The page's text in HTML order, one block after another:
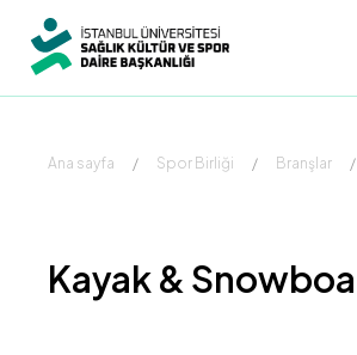
Ana sayfa / Spor Birliği / Branşlar /
Kayak &